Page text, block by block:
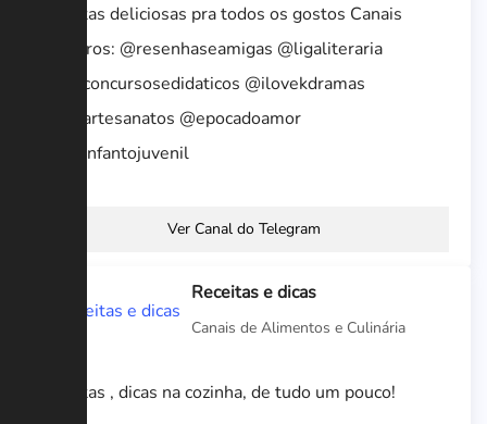
Receitas deliciosas pra todos os gostos Canais
Parceiros: @resenhaseamigas @ligaliteraria
@ligaconcursosedidaticos @ilovekdramas
@ligaartesanatos @epocadoamor
@ligainfantojuvenil
Ver Canal do Telegram
Receitas e dicas
Canais de Alimentos e Culinária
Receitas , dicas na cozinha, de tudo um pouco!